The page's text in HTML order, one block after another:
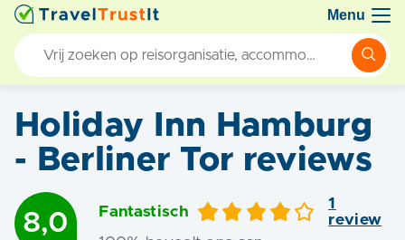
Menu
Holiday Inn Hamburg
- Berliner Tor reviews
8,0 Fantastisch
1
review